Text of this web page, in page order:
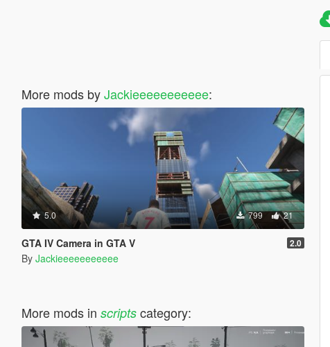
More mods byJackieeeeeeeeeee:
5.0 799 21
GTA IV Camera in GTA V 2.0
By Jackieeeeeeeeeee
More mods in scriptscategory: